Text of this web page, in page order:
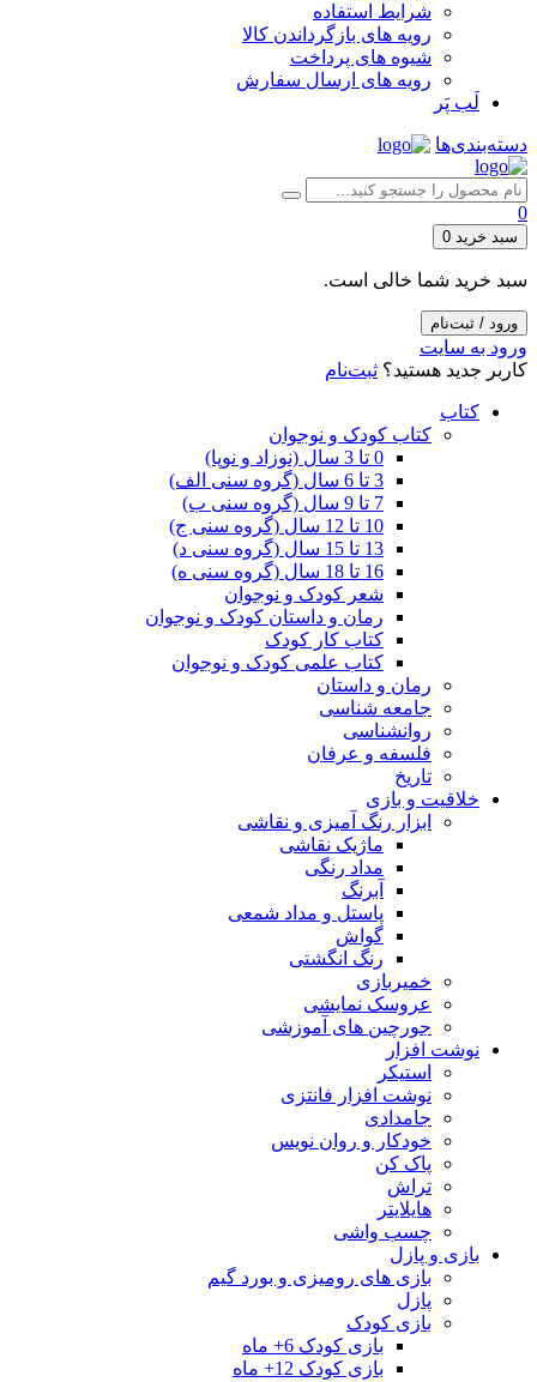
شرایط استفاده
رویه های بازگرداندن کالا
شیوه های پرداخت
رویه های ارسال سفارش
لَب پَر
دسته‌بندی‌ها
0
سبد خرید 0
سبد خرید شما خالی است.
ورود / ثبت‌نام
ورود به سایت
کاربر جدید هستید؟ ثبت‌نام
کتاب
کتاب کودک و نوجوان
0 تا 3 سال (نوزاد و نوپا)
3 تا 6 سال (گروه سنی الف)
7 تا 9 سال (گروه سنی ب)
10 تا 12 سال (گروه سنی ج)
13 تا 15 سال (گروه سنی د)
16 تا 18 سال (گروه سنی ه)
شعر کودک و نوجوان
رمان و داستان کودک و نوجوان
کتاب کار کودک
کتاب علمی کودک و نوجوان
رمان و داستان
جامعه شناسی
روانشناسی
فلسفه و عرفان
تاریخ
خلاقیت و بازی
ابزار رنگ آمیزی و نقاشی
ماژیک نقاشی
مداد رنگی
آبرنگ
پاستل و مداد شمعی
گواش
رنگ انگشتی
خمیربازی
عروسک نمایشی
جورچین های آموزشی
نوشت افزار
استیکر
نوشت افزار فانتزی
جامدادی
خودکار و روان نویس
پاک کن
تراش
هایلایتر
چسب واشی
بازی و پازل
بازی های رومیزی و بورد گیم
پازل
بازی کودک
بازی کودک 6+ ماه
بازی کودک 12+ ماه